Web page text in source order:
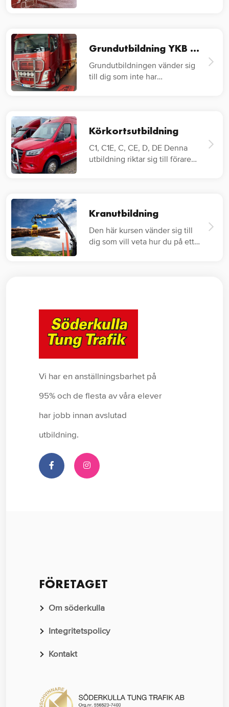
Grundutbildning YKB Lastbil
Grundutbildningen vänder sig
till dig som inte har
Körkortsutbildning
C1, C1E, C, CE, D, DE Denna
utbildning riktar sig till förare
Kranutbildning
Den här kursen vänder sig till
dig som vill veta hur du på ett
Vi har en anställningsbarhet på
95% och de flesta av våra elever
har jobb innan avslutad
utbildning.
FÖRETAGET
Om söderkulla
Integritetspolicy
Kontakt